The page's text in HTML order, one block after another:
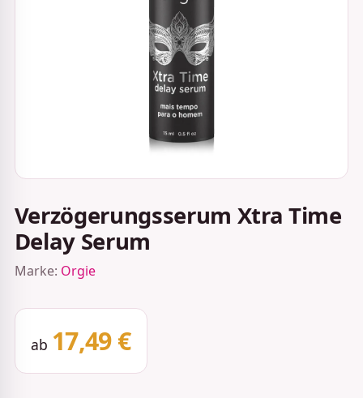
Verzögerungsserum Xtra Time
Delay Serum
Marke: Orgie
ab 17,49 €